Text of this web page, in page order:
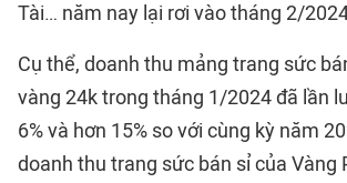
Tài… năm nay lại rơi vào tháng 2/
Cụ thể, doanh thu mảng trang sức
vàng 24k trong tháng 1/2024 đã lần
6% và hơn 15% so với cùng kỳ năm
doanh thu trang sức bán sỉ của Vàng